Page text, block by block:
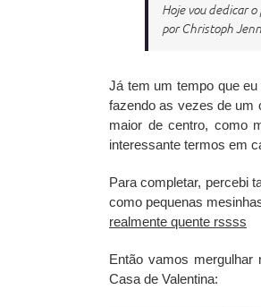
Hoje vou dedicar
por Christoph
Já tem um tempo que
fazendo as vezes de um
maior de centro, como
interessante termos em
Para completar, percebi
como pequenas
realmente quente rssss
Então vamos
Casa de Valentina: